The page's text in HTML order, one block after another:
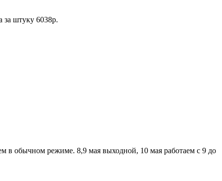
за штуку 6038р.
в обычном режиме. 8,9 мая выходной, 10 мая работаем с 9 до